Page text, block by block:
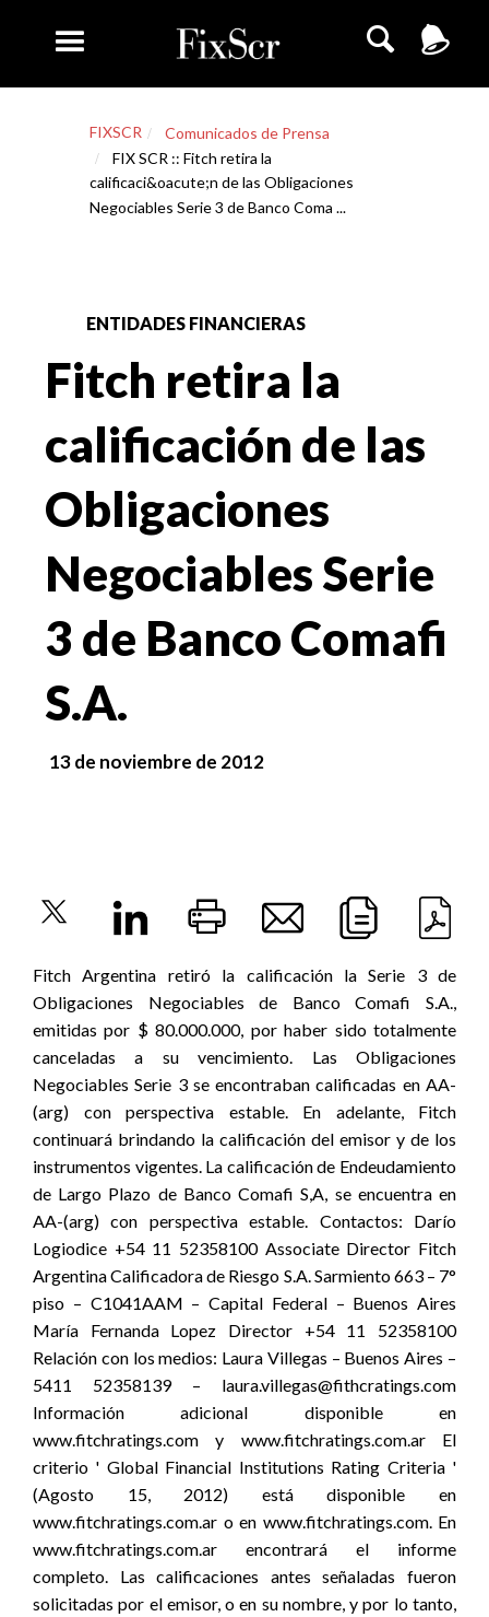
FIXSCR
Comunicados de Prensa
FIX SCR :: Fitch retira la
calificaci&oacute;n de las Obligaciones
Negociables Serie 3 de Banco Coma ...
ENTIDADES FINANCIERAS
Fitch retira la
calificación de las
Obligaciones
Negociables Serie
3 de Banco Comafi
S.A.
13 de noviembre de 2012
Fitch Argentina retiró la calificación la Serie 3 de
Obligaciones Negociables de Banco Comafi S.A.,
emitidas por $ 80.000.000, por haber sido totalmente
canceladas a su vencimiento. Las Obligaciones
Negociables Serie 3 se encontraban calificadas en AA-
(arg) con perspectiva estable. En adelante, Fitch
continuará brindando la calificación del emisor y de los
instrumentos vigentes. La calificación de Endeudamiento
de Largo Plazo de Banco Comafi S,A, se encuentra en
AA-(arg) con perspectiva estable. Contactos: Darío
Logiodice +54 11 52358100 Associate Director Fitch
Argentina Calificadora de Riesgo S.A. Sarmiento 663 – 7°
piso – C1041AAM – Capital Federal – Buenos Aires
María Fernanda Lopez Director +54 11 52358100
Relación con los medios: Laura Villegas – Buenos Aires –
5411 52358139 – laura.villegas@fithcratings.com
Información adicional disponible en
www.fitchratings.com y www.fitchratings.com.ar El
criterio ' Global Financial Institutions Rating Criteria '
(Agosto 15, 2012) está disponible en
www.fitchratings.com.ar o en www.fitchratings.com. En
www.fitchratings.com.ar encontrará el informe
completo. Las calificaciones antes señaladas fueron
solicitadas por el emisor, o en su nombre, y por lo tanto,